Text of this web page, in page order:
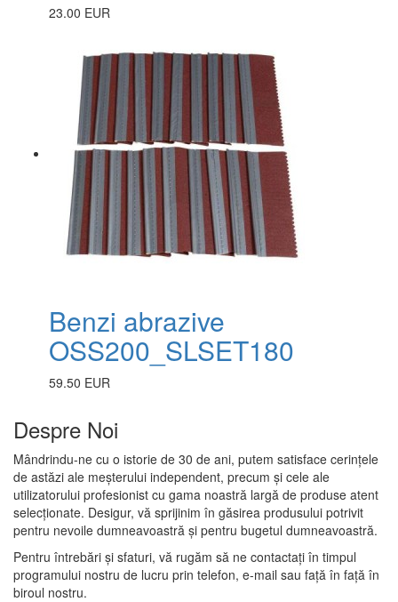
23.00 EUR
Benzi abrazive
OSS200_SLSET180
59.50 EUR
Despre Noi
Mândrindu-ne cu o istorie de 30 de ani, putem satisface cerințele
de astăzi ale meșterului independent, precum și cele ale
utilizatorului profesionist cu gama noastră largă de produse atent
selecționate. Desigur, vă sprijinim în găsirea produsului potrivit
pentru nevoile dumneavoastră și pentru bugetul dumneavoastră.
Pentru întrebări și sfaturi, vă rugăm să ne contactați în timpul
programului nostru de lucru prin telefon, e-mail sau față în față în
biroul nostru.